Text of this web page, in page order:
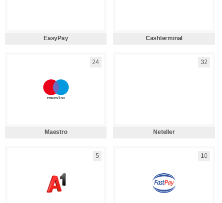
EasyPay Cashterminal
24
Maestro
32
Neteller
5 10